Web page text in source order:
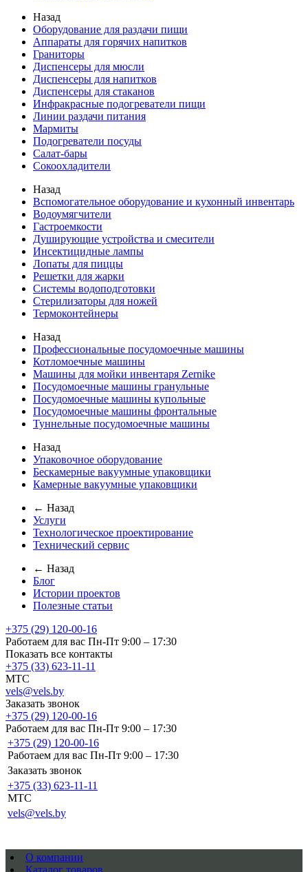
Назад
Оборудование для раздачи пищи
Аппараты для горячих напитков
Граниторы
Диспенсеры для мюсли
Диспенсеры для напитков
Диспенсеры для стаканов
Инфракрасные подогреватели пищи
Линии раздачи питания
Мармиты
Подогреватели посуды
Салат-бары
Сокоохладители
Назад
Вспомогательное оборудование и кухонный инвентарь
Водоумягчители
Гастроемкости
Душирующие устройства и смесители
Инсектицидные лампы
Лопаты для пиццы
Решетки для жарки
Системы водоподготовки
Стерилизаторы для ножей
Термоконтейнеры
Назад
Профессиональные посудомоечные машины
Котломоечные машины
Машины для мойки инвентаря Zernike
Посудомоечные машины гранульные
Посудомоечные машины купольные
Посудомоечные машины фронтальные
Туннельные посудомоечные машины
Назад
Упаковочное оборудование
Бескамерные вакуумные упаковщики
Камерные вакуумные упаковщики
← Назад
Услуги
Технологическое проектирование
Технический сервис
← Назад
Блог
Истории проектов
Полезные статьи
+375 (29) 120-00-16
Работаем для вас Пн-Пт 9:00 – 17:30
Показать все контакты
+375 (33) 623-11-11
MTC
vels@vels.by
Заказать звонок
+375 (29) 120-00-16
Работаем для вас Пн-Пт 9:00 – 17:30
+375 (29) 120-00-16
Работаем для вас Пн-Пт 9:00 – 17:30
Заказать звонок
+375 (33) 623-11-11
MTC
vels@vels.by
О компании
Каталог товаров